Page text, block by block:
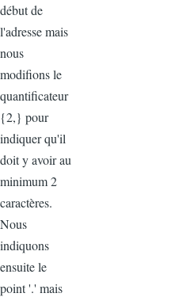
début de
l'adresse mais
nous
modifions le
quantificateur
{2,} pour
indiquer qu'il
doit y avoir au
minimum 2
caractères.
Nous
indiquons
ensuite le
point '.' mais